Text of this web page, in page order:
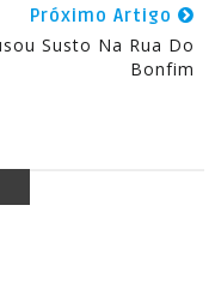
Próximo Artigo
Susto Na Rua Do
Bonfim